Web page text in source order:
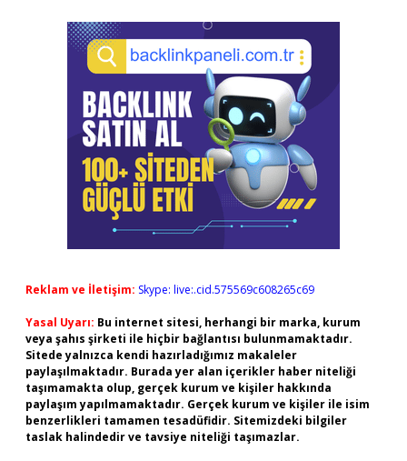
Reklam ve İletişim: Skype: live:.cid.575569c608265c69
Yasal Uyarı: Bu internet sitesi, herhangi bir marka, kurum
veya şahıs şirketi ile hiçbir bağlantısı bulunmamaktadır.
Sitede yalnızca kendi hazırladığımız makaleler
paylaşılmaktadır. Burada yer alan içerikler haber niteliği
taşımamakta olup, gerçek kurum ve kişiler hakkında
paylaşım yapılmamaktadır. Gerçek kurum ve kişiler ile isim
benzerlikleri tamamen tesadüfidir. Sitemizdeki bilgiler
taslak halindedir ve tavsiye niteliği taşımazlar.